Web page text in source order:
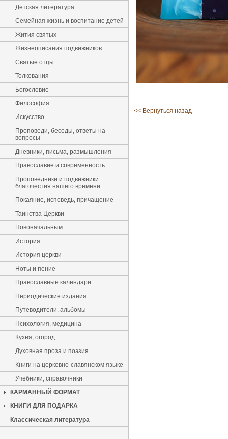
Детская литература
Семейная жизнь и воспитание детей
Жития святых
Жизнеописания подвижников
Святые отцы
Толкования
Богословие
Философия
Искусство
Проповеди, беседы, ответы на
вопросы
Дневники, письма, размышления
Православие и современность
Проповедники и подвижники
благочестия нашего времени
Покаяние, исповедь, причащение
Таинства Церкви
Новоначальным
История
История церкви
Ноты и пение
Православные календари
Периодические издания
Путеводители, альбомы
Психология, медицина
Кухня, огород
Духовная проза и поэзия
Книги на церковно-славянском языке
Учебники, справочники
КАРМАННЫЙ ФОРМАТ
КНИГИ ДЛЯ ПОДАРКА
Классическая литература
<< Вернуться назад